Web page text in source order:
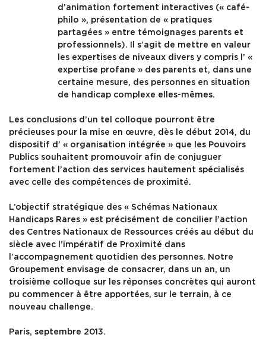
d’animation fortement interactives (« café-
philo », présentation de « pratiques
partagées » entre témoignages parents et
professionnels). Il s’agit de mettre en valeur
les expertises de niveaux divers y compris l’ «
expertise profane » des parents et, dans une
certaine mesure, des personnes en situation
de handicap complexe elles-mêmes.
Les conclusions d’un tel colloque pourront être
précieuses pour la mise en œuvre, dès le début 2014, du
dispositif d’ « organisation intégrée » que les Pouvoirs
Publics souhaitent promouvoir afin de conjuguer
fortement l’action des services hautement spécialisés
avec celle des compétences de proximité.
L’objectif stratégique des « Schémas Nationaux
Handicaps Rares » est précisément de concilier l’action
des Centres Nationaux de Ressources créés au début du
siècle avec l’impératif de Proximité dans
l’accompagnement quotidien des personnes. Notre
Groupement envisage de consacrer, dans un an, un
troisième colloque sur les réponses concrètes qui auront
pu commencer à être apportées, sur le terrain, à ce
nouveau challenge.
Paris, septembre 2013.